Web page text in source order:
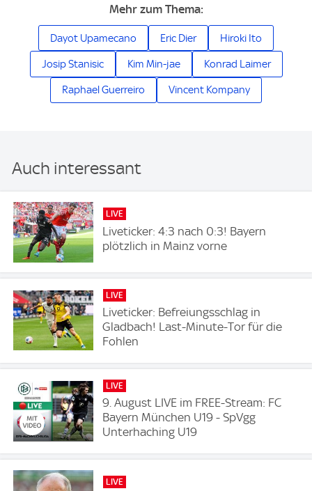
Mehr zum Thema:
Dayot Upamecano Eric Dier Hiroki Ito
Josip Stanisic Kim Min-jae Konrad Laimer
Raphael Guerreiro Vincent Kompany
Auch interessant
LIVE
Liveticker: 4:3 nach 0:3! Bayern
plötzlich in Mainz vorne
LIVE
Liveticker: Befreiungsschlag in
Gladbach! Last-Minute-Tor für die
Fohlen
LIVE
9. August LIVE im FREE-Stream: FC
Bayern München U19 - SpVgg
Unterhaching U19
LIVE